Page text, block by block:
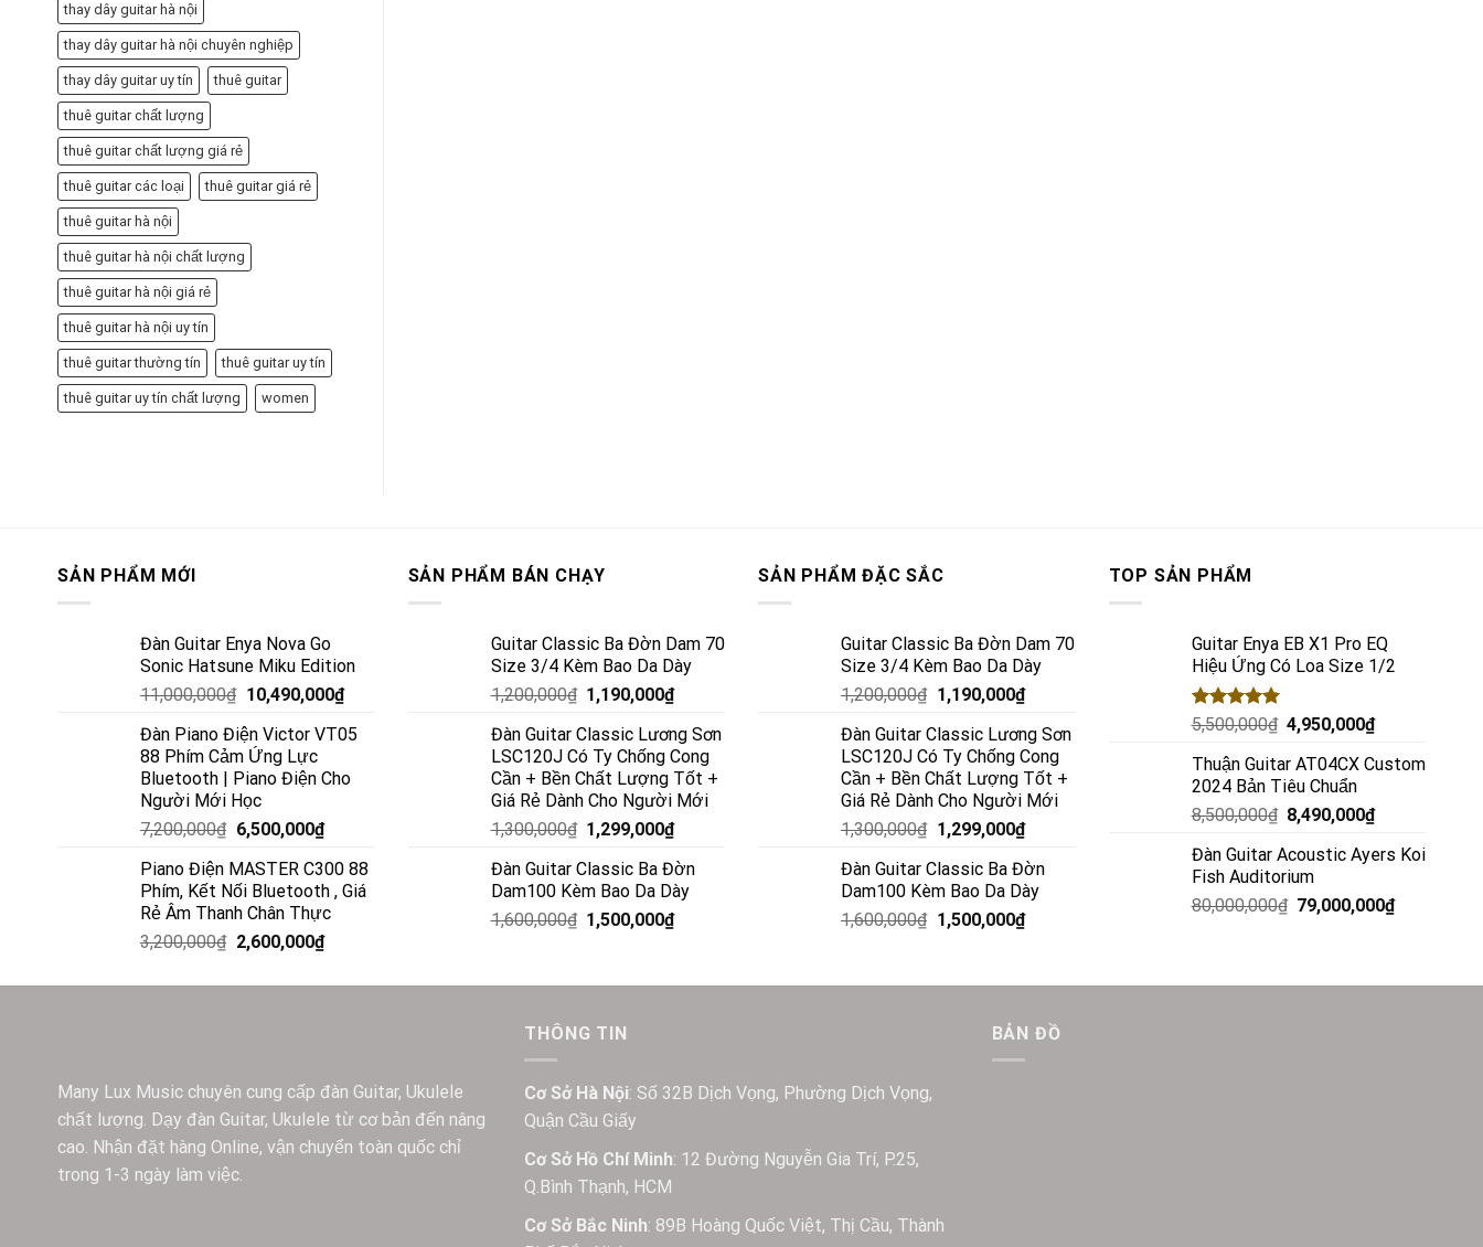
thay dây guitar hà nội
thay dây guitar hà nội chuyên nghiệp
thay dây guitar uy tín thuê guitar
thuê guitar chất lượng
thuê guitar chất lượng giá rẻ
thuê guitar các loại thuê guitar giá rẻ
thuê guitar hà nội
thuê guitar hà nội chất lượng
thuê guitar hà nội giá rẻ
thuê guitar hà nội uy tín
thuê guitar thường tín thuê guitar uy tín
thuê guitar uy tín chất lượng women
SẢN PHẨM MỚI
Đàn Guitar Enya Nova Go
Sonic Hatsune Miku Edition
11,000,000₫ 10,490,000₫
Đàn Piano Điện Victor VT05
88 Phím Cảm Ứng Lực
Bluetooth | Piano Điện Cho
Người Mới Học
7,200,000₫ 6,500,000₫
Piano Điện MASTER C300 88
Phím, Kết Nối Bluetooth , Giá
Rẻ Âm Thanh Chân Thực
3,200,000₫ 2,600,000₫
SẢN PHẨM BÁN CHẠY
Guitar Classic Ba Đờn Dam 70
Size 3/4 Kèm Bao Da Dày
1,200,000₫ 1,190,000₫
Đàn Guitar Classic Lương Sơn
LSC120J Có Ty Chống Cong
Cần + Bền Chất Lượng Tốt +
Giá Rẻ Dành Cho Người Mới
1,300,000₫ 1,299,000₫
Đàn Guitar Classic Ba Đờn
Dam100 Kèm Bao Da Dày
1,600,000₫ 1,500,000₫
SẢN PHẨM ĐẶC SẮC
Guitar Classic Ba Đờn Dam 70
Size 3/4 Kèm Bao Da Dày
1,200,000₫ 1,190,000₫
Đàn Guitar Classic Lương Sơn
LSC120J Có Ty Chống Cong
Cần + Bền Chất Lượng Tốt +
Giá Rẻ Dành Cho Người Mới
1,300,000₫ 1,299,000₫
Đàn Guitar Classic Ba Đờn
Dam100 Kèm Bao Da Dày
1,600,000₫ 1,500,000₫
TOP SẢN PHẨM
Guitar Enya EB X1 Pro EQ
Hiệu Ứng Có Loa Size 1/2
Rated5.00
5,500,000₫ 4,950,000₫
Thuận Guitar AT04CX Custom
2024 Bản Tiêu Chuẩn
8,500,000₫ 8,490,000₫
Đàn Guitar Acoustic Ayers Koi
Fish Auditorium
80,000,000₫ 79,000,000₫
Many Lux Music chuyên cung cấp đàn Guitar, Ukulele
chất lượng. Dạy đàn Guitar, Ukulele từ cơ bản đến nâng
cao. Nhận đặt hàng Online, vận chuyển toàn quốc chỉ
trong 1-3 ngày làm việc.
THÔNG TIN
Cơ Sở Hà Nội: Số 32B Dịch Vọng, Phường Dịch Vọng,
Quận Cầu Giấy
Cơ Sở Hồ Chí Minh: 12 Đường Nguyễn Gia Trí, P.25,
Q.Bình Thạnh, HCM
Cơ Sở Bắc Ninh: 89B Hoàng Quốc Việt, Thị Cầu, Thành
BẢN ĐỒ